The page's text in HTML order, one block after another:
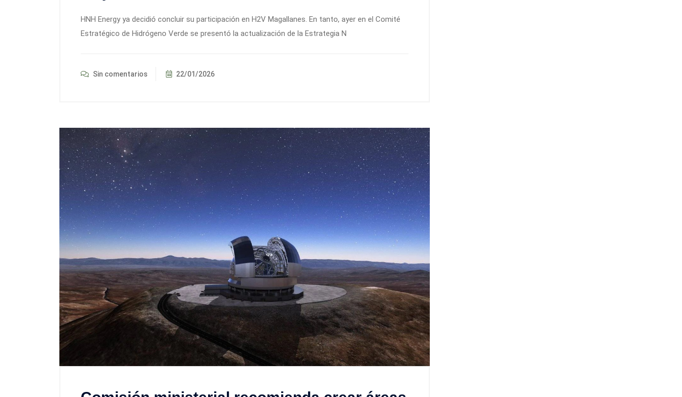
HNH Energy ya decidió concluir su participación en H2V Magallanes. En tanto, ayer en el Comité
Estratégico de Hidrógeno Verde se presentó la actualización de la Estrategia N
Sin comentarios 22/01/2026